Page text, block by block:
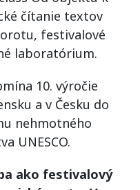
čítanie textov
festivalové
laboratórium.
10. výročie
a v Česku do
nehmotného
UNESCO.
ako festivalový